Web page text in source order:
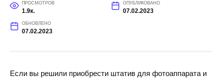
ПРОСМОТРОВ
1.9к.
ОПУБЛИКОВАНО
07.02.2023
ОБНОВЛЕНО
07.02.2023
Если вы решили приобрести штатив для фотоаппарата и